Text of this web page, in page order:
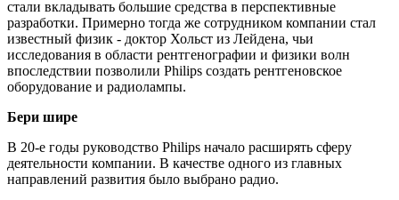
стали вкладывать большие средства в перспективные
разработки. Примерно тогда же сотрудником компании стал
известный физик - доктор Хольст из Лейдена, чьи
исследования в области рентгенографии и физики волн
впоследствии позволили Philips создать рентгеновское
оборудование и радиолампы.
Бери шире
В 20-е годы руководство Philips начало расширять сферу
деятельности компании. В качестве одного из главных
направлений развития было выбрано радио.